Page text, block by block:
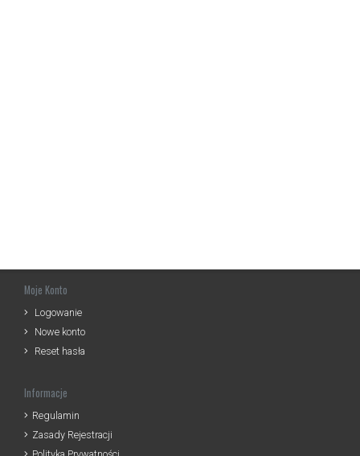
Moje Konto
Logowanie
Nowe konto
Reset hasła
Informacje
Regulamin
Zasady Rejestracji